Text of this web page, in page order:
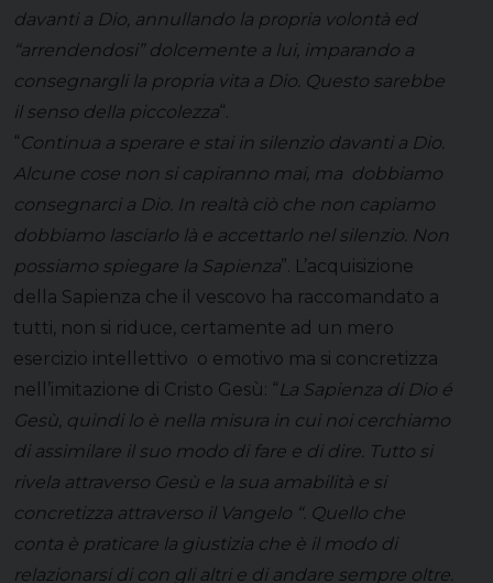
davanti a Dio, annullando la propria volontà ed
“arrendendosi” dolcemente a lui, imparando a
consegnargli la propria vita a Dio. Questo sarebbe
il senso della piccolezza“.
“Continua a sperare e stai in silenzio davanti a Dio.
Alcune cose non si capiranno mai, ma dobbiamo
consegnarci a Dio. In realtà ciò che non capiamo
dobbiamo lasciarlo là e accettarlo nel silenzio. Non
possiamo spiegare la Sapienza”. L’acquisizione
della Sapienza che il vescovo ha raccomandato a
tutti, non si riduce, certamente ad un mero
esercizio intellettivo o emotivo ma si concretizza
nell’imitazione di Cristo Gesù: “La Sapienza di Dio é
Gesù, quindi lo è nella misura in cui noi cerchiamo
di assimilare il suo modo di fare e di dire. Tutto si
rivela attraverso Gesù e la sua amabilità e si
concretizza attraverso il Vangelo “. Quello che
conta è praticare la giustizia che è il modo di
relazionarsi di con gli altri e di andare sempre oltre.